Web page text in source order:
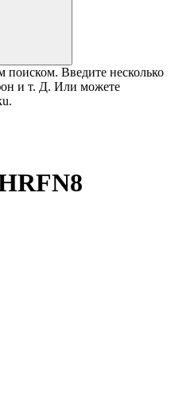
Введите несколько
и т. Д. Или можете